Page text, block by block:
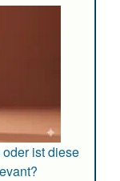
ist diese